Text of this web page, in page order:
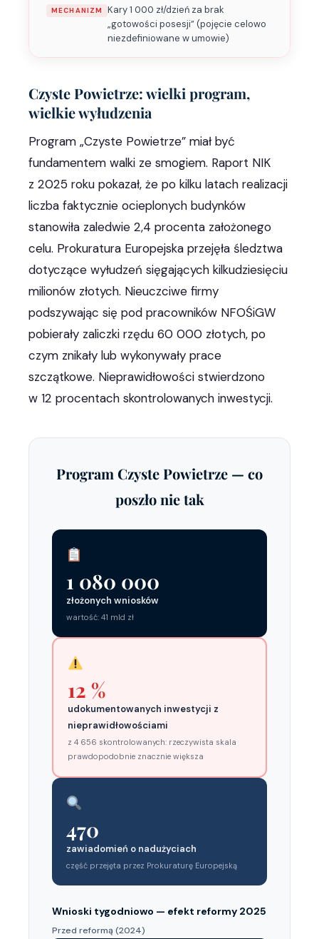
MECHANIZM
Kary 1 000 zł/dzień za brak
„gotowości posesji” (pojęcie celowo
niezdefiniowane w umowie)
Czyste Powietrze: wielki program,
wielkie wyłudzenia
Program „Czyste Powietrze” miał być
fundamentem walki ze smogiem. Raport NIK
z 2025 roku pokazał, że po kilku latach realizacji
liczba faktycznie ocieplonych budynków
stanowiła zaledwie 2,4 procenta założonego
celu. Prokuratura Europejska przejęła śledztwa
dotyczące wyłudzeń sięgających kilkudziesięciu
milionów złotych. Nieuczciwe firmy
podszywając się pod pracowników NFOŚiGW
pobierały zaliczki rzędu 60 000 złotych, po
czym znikały lub wykonywały prace
szczątkowe. Nieprawidłowości stwierdzono
w 12 procentach skontrolowanych inwestycji.
Program Czyste Powietrze — co
poszło nie tak
1 080 000
złożonych wniosków
wartość: 41 mld zł
12 %
udokumentowanych inwestycji z
nieprawidłowościami
z 4 656 skontrolowanych: rzeczywista skala
prawdopodobnie znacznie większa
470
zawiadomień o nadużyciach
część przejęta przez Prokuraturę Europejską
Wnioski tygodniowo — efekt reformy 2025
Przed reformą (2024)